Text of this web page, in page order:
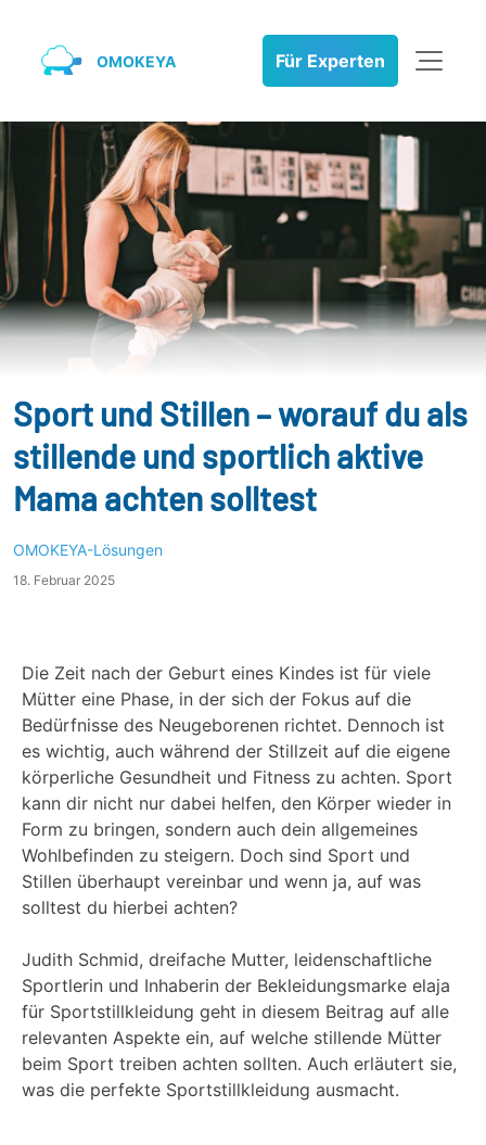
OMOKEYA Für Experten
Sport und Stillen – worauf du als
stillende und sportlich aktive
Mama achten solltest
OMOKEYA-Lösungen
18. Februar 2025
Die Zeit nach der Geburt eines Kindes ist für viele
Mütter eine Phase, in der sich der Fokus auf die
Bedürfnisse des Neugeborenen richtet. Dennoch ist
es wichtig, auch während der Stillzeit auf die eigene
körperliche Gesundheit und Fitness zu achten. Sport
kann dir nicht nur dabei helfen, den Körper wieder in
Form zu bringen, sondern auch dein allgemeines
Wohlbefinden zu steigern. Doch sind Sport und
Stillen überhaupt vereinbar und wenn ja, auf was
solltest du hierbei achten?
Judith Schmid, dreifache Mutter, leidenschaftliche
Sportlerin und Inhaberin der Bekleidungsmarke elaja
für Sportstillkleidung geht in diesem Beitrag auf alle
relevanten Aspekte ein, auf welche stillende Mütter
beim Sport treiben achten sollten. Auch erläutert sie,
was die perfekte Sportstillkleidung ausmacht.